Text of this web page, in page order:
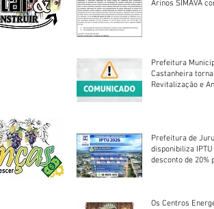
Arinos SIMAVA convoca à
Prefeitura
Castanheira
Revitalização e
Prefeitura de
disponibiliza
desconto de 20%
Os Centros